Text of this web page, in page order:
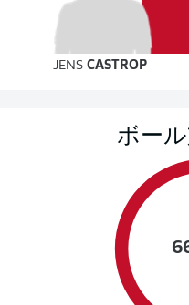
JENS CASTROP
ボー